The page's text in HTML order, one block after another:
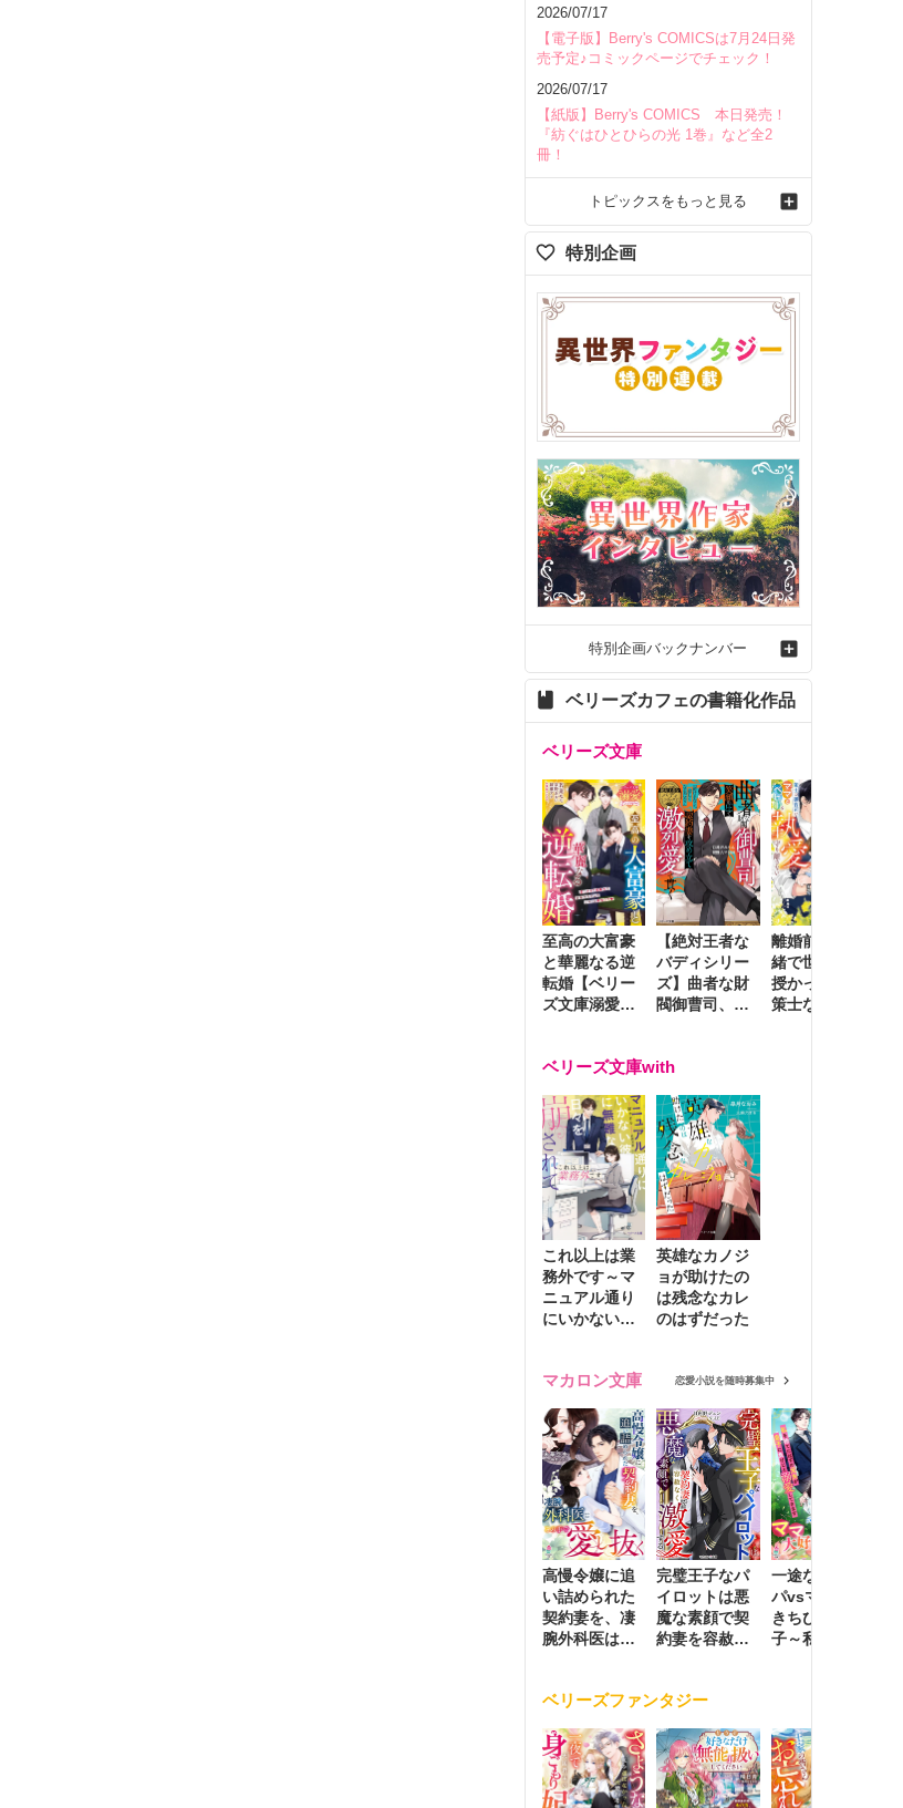
2026/07/17
【電子版】Berry's COMICSは7月24日発
売予定♪コミックページでチェック！
2026/07/17
【紙版】Berry's COMICS 本日発売！
『紡ぐはひとひらの光 1巻』など全2
冊！
トピックスをもっと見る
特別企画
特別企画バックナンバー
ベリーズカフェの書籍化作品
ベリーズ文庫
至高の大富豪
と華麗なる逆
転婚【ベリー
ズ文庫溺愛ア
【絶対王者な
バディシリー
ズ】曲者な財
閥御曹司、笑
激烈愛で貫く
離婚前夜に内
緒で世継ぎを
授かったら～
策士な御曹司
ベリーズ文庫with
これ以上は業
務外です～マ
ニュアル通り
にいかない彼
英雄なカノジ
ョが助けたの
は残念なカレ
のはずだった
マカロン文庫 恋愛小説を随時募集中
高慢令嬢に追
い詰められた
契約妻を、凄
腕外科医はこ
完璧王子なパ
イロットは悪
魔な素顔で契
約妻を容赦な
一途な社長パ
パvsママ大好
きちびっこ息
子～私を捨て
ベリーズファンタジー